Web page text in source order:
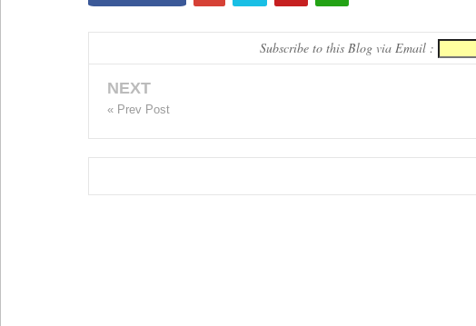
Subscribe to this Blog via Email :
NEXT
« Prev Post